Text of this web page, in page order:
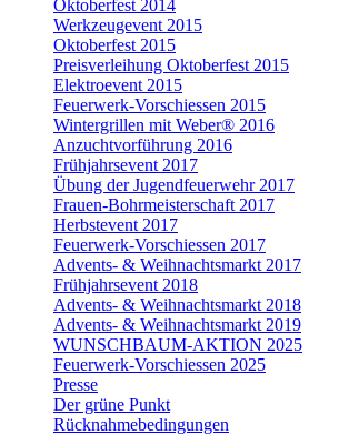
Oktoberfest 2014
Werkzeugevent 2015
Oktoberfest 2015
Preisverleihung Oktoberfest 2015
Elektroevent 2015
Feuerwerk-Vorschiessen 2015
Wintergrillen mit Weber® 2016
Anzuchtvorführung 2016
Frühjahrsevent 2017
Übung der Jugendfeuerwehr 2017
Frauen-Bohrmeisterschaft 2017
Herbstevent 2017
Feuerwerk-Vorschiessen 2017
Advents- & Weihnachtsmarkt 2017
Frühjahrsevent 2018
Advents- & Weihnachtsmarkt 2018
Advents- & Weihnachtsmarkt 2019
WUNSCHBAUM-AKTION 2025
Feuerwerk-Vorschiessen 2025
Presse
Der grüne Punkt
Rücknahmebedingungen